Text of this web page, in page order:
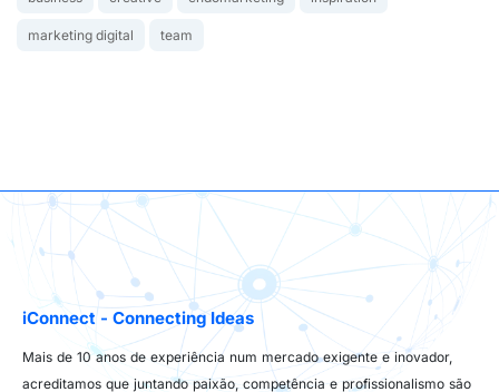
marketing digital team
iConnect - Connecting Ideas
Mais de 10 anos de experiência num mercado exigente e inovador,
acreditamos que juntando paixão, competência e profissionalismo são